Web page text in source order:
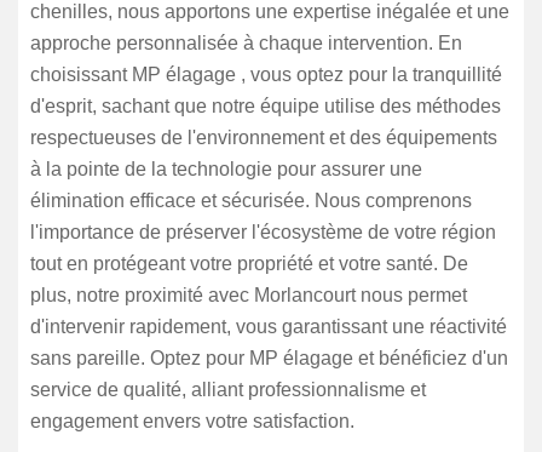
chenilles, nous apportons une expertise inégalée et une
approche personnalisée à chaque intervention. En
choisissant MP élagage , vous optez pour la tranquillité
d'esprit, sachant que notre équipe utilise des méthodes
respectueuses de l'environnement et des équipements
à la pointe de la technologie pour assurer une
élimination efficace et sécurisée. Nous comprenons
l'importance de préserver l'écosystème de votre région
tout en protégeant votre propriété et votre santé. De
plus, notre proximité avec Morlancourt nous permet
d'intervenir rapidement, vous garantissant une réactivité
sans pareille. Optez pour MP élagage et bénéficiez d'un
service de qualité, alliant professionnalisme et
engagement envers votre satisfaction.